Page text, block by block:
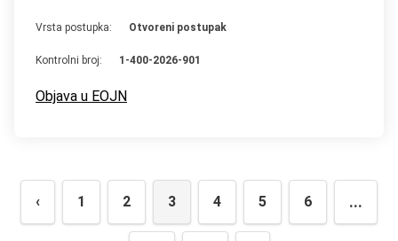
Vrsta postupka: Otvoreni postupak
Kontrolni broj: 1-400-2026-901
Objava u EOJN
‹ 1 2 3 4 5 6 ...